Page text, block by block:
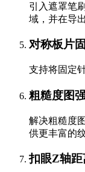
引入遮罩笔刷
域，并在
对称板片固定
支持将固定针
粗糙度图强
解决粗糙度图
供更丰富的纹理
扣眼Z轴距离